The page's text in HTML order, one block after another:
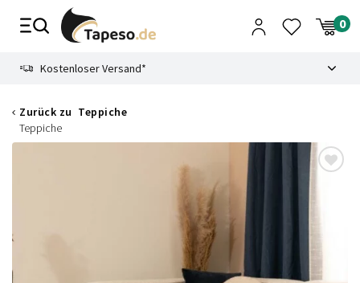
Zusammenbruch
Kostenloser Versand*
Zurück zu Teppiche
Teppiche